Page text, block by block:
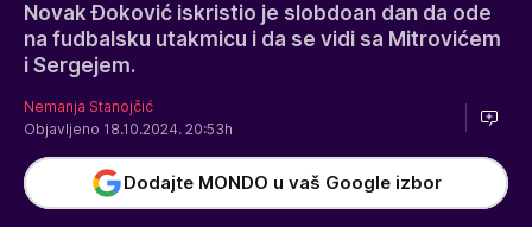
Novak Đoković iskristio je slobdoan dan da ode
na fudbalsku utakmicu i da se vidi sa Mitrovićem
i Sergejem.
Nemanja Stanojčić
Objavljeno 18.10.2024. 20:53h
Dodajte MONDO u vaš Google izbor